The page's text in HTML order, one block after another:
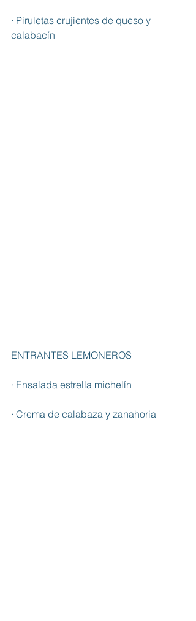
· Piruletas crujientes de queso y
calabacín
ENTRANTES LEMONEROS
· Ensalada estrella michelín
· Crema de calabaza y zanahoria